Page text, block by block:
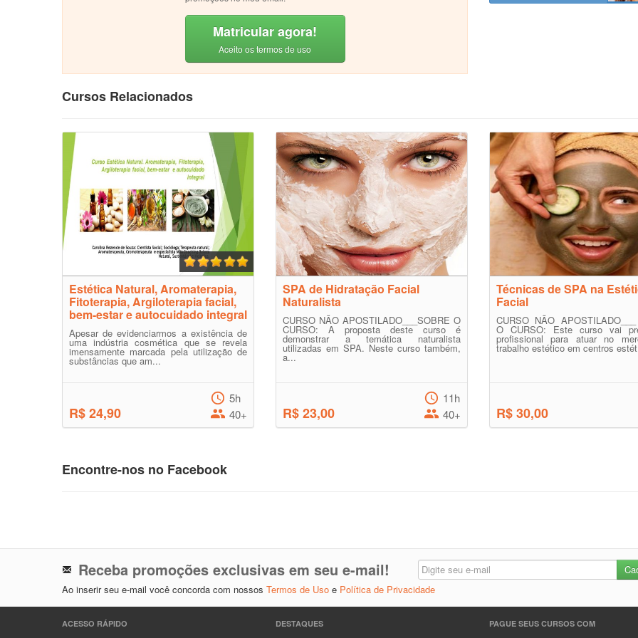
Matricular agora!
Aceito os termos de uso
Cursos Relacionados
Estética Natural, Aromaterapia,
Fitoterapia, Argiloterapia facial,
bem-estar e autocuidado integral
Apesar de evidenciarmos a existência de
uma indústria cosmética que se revela
imensamente marcada pela utilização de
substâncias que am...
R$ 24,90
5h
40+
SPA de Hidratação Facial
Naturalista
CURSO NÃO APOSTILADO___SOBRE O
CURSO: A proposta deste curso é
demonstrar a temática naturalista
utilizadas em SPA. Neste curso também,
a...
R$ 23,00
11h
40+
Técnicas de SPA na
Facial
CURSO NÃO
O CURSO: Este curso vai
profissional para atuar no
trabalho estético em centros
R$ 30,00
Encontre-nos no Facebook
Receba promoções exclusivas em seu e-mail!
Ao inserir seu e-mail você concorda com nossos Termos de Uso e Política de Privacidade
ACESSO RÁPIDO DESTAQUES PAGUE SEUS CURSOS COM